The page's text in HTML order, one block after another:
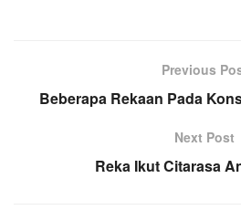
Previous
Beberapa Rekaan Pada
Next Post
Reka Ikut Citarasa